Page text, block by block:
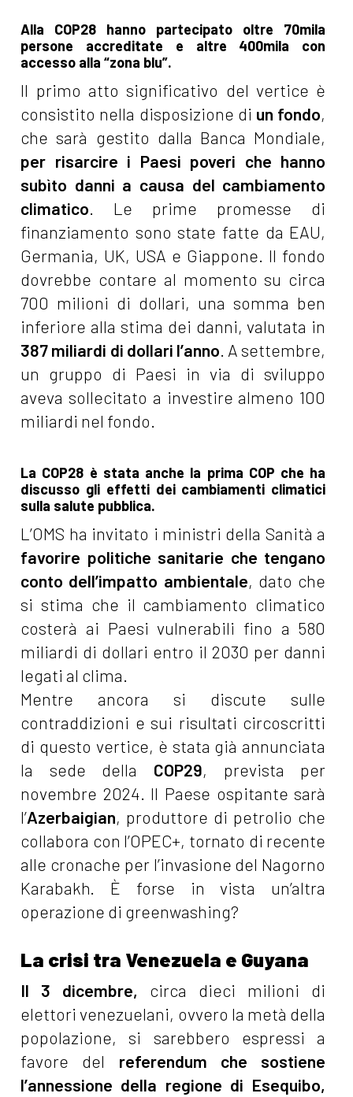
Alla COP28 hanno partecipato oltre 70mila
persone accreditate e altre 400mila con
accesso alla “zona blu”.
Il primo atto significativo del vertice è
consistito nella disposizione di un fondo,
che sarà gestito dalla Banca Mondiale,
per risarcire i Paesi poveri che hanno
subìto danni a causa del cambiamento
climatico . Le prime promesse di
finanziamento sono state fatte da EAU,
Germania, UK, USA e Giappone. Il fondo
dovrebbe contare al momento su circa
700 milioni di dollari, una somma ben
inferiore alla stima dei danni, valutata in
387 miliardi di dollari l’anno . A settembre,
un gruppo di Paesi in via di sviluppo
aveva sollecitato a investire almeno 100
miliardi nel fondo.
La COP28 è stata anche la prima COP che ha
discusso gli effetti dei cambiamenti climatici
sulla salute pubblica.
L’OMS ha invitato i ministri della Sanità a
favorire politiche sanitarie che tengano
conto dell’impatto ambientale, dato che
si stima che il cambiamento climatico
costerà ai Paesi vulnerabili fino a 580
miliardi di dollari entro il 2030 per danni
legati al clima.
Mentre ancora si discute sulle
contraddizioni e sui risultati circoscritti
di questo vertice, è stata già annunciata
la sede della COP29, prevista per
novembre 2024. Il Paese ospitante sarà
l’Azerbaigian, produttore di petrolio che
collabora con l’OPEC+, tornato di recente
alle cronache per l’invasione del Nagorno
Karabakh. È forse in vista un’altra
operazione di greenwashing?
La crisi tra Venezuela e Guyana
Il 3 dicembre, circa dieci milioni di
elettori venezuelani, ovvero la metà della
popolazione, si sarebbero espressi a
favore del referendum che sostiene
l’annessione della regione di Esequibo,